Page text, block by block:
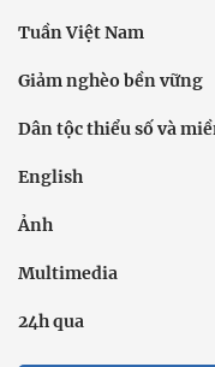
Tuần Việt Nam
Giảm nghèo bền vững
Dân tộc thiểu số và
English
Ảnh
Multimedia
24h qua